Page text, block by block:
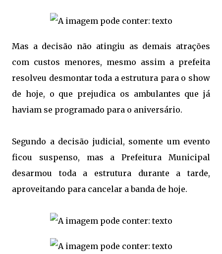
Mas a decisão não atingiu as demais atrações
com custos menores, mesmo assim a prefeita
resolveu desmontar toda a estrutura para o show
de hoje, o que prejudica os ambulantes que já
haviam se programado para o aniversário.
Segundo a decisão judicial, somente um evento
ficou suspenso, mas a Prefeitura Municipal
desarmou toda a estrutura durante a tarde,
aproveitando para cancelar a banda de hoje.